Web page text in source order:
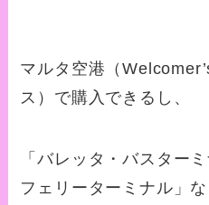
マルタ空港（
ス）で購入できるし、
「バレッタ・バスター
フェリーターミナル」